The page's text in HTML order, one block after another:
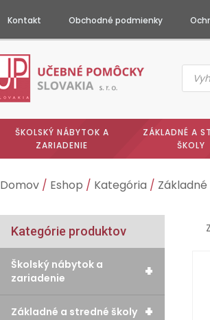
Kontakt Obchodné podmienky
search
ŠKOLSKÝ NÁBYTOK A
ZARIADENIE
ZÁKLADNÉ A
ŠKOLY
Domov / Eshop / Kategória /
Kategórie produktov
+
Školský nábytok a
zariadenie
+
Základné a stredné školy